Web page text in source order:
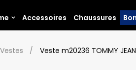
Accessoires Chaussures
Vestes Veste m20236 TOMMY